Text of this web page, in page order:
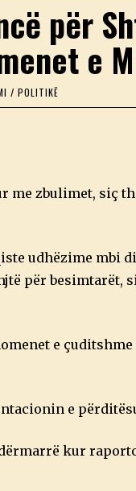
për
e
/ POLITIKË
zbulimet, siç
udhëzime mbi
për besimtarët,
e
e
kur